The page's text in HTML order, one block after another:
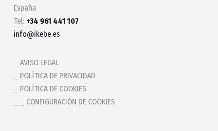
España
Tel: +34 961 441 107
info@ikebe.es
AVISO LEGAL
POLÍTICA DE PRIVACIDAD
POLÍTICA DE COOKIES
_ CONFIGURACIÓN DE COOKIES